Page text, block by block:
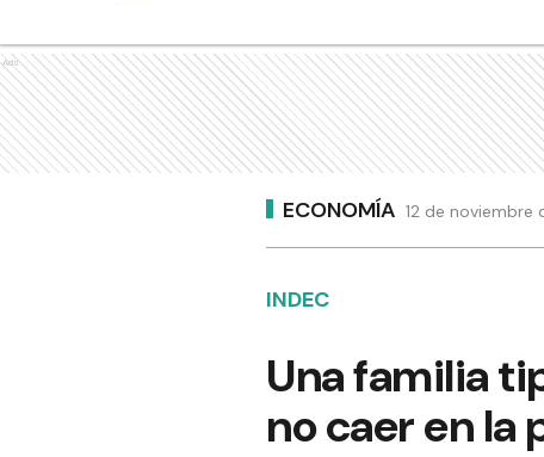
Ads
ECONOMÍA 12 de noviembre
INDEC
Una familia
no caer en la